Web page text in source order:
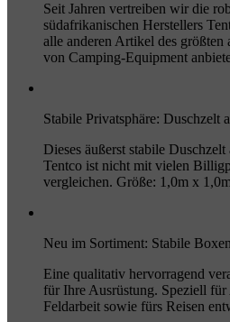
Seit Jahren vertreiben wir die
südafrikanischen Herstellers
alle anderen Artikel des größten
von Camping-Equipment
Stabile Privatsphäre: Duschzelt
Dieses äußerst stabile
Tentco ist nicht mit vielen
vergleichen. Größe: 1,0m x
Neu im Sortiment: Stabile
Eine qualitativ hervorragend
für Ihre Ausrüstung. Speziell
Feldarbeit sowie fürs Reisen